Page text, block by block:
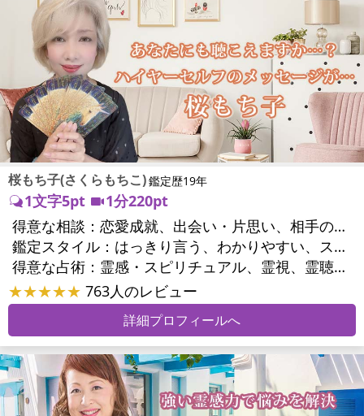
桜もち子(さくらもちこ)鑑定歴19年
1文字5pt
1分220pt
得意な相談：
恋愛成就、出会い・片思い、相手の気持ち、相性、縁結び、結婚、二人の今後、複雑な恋愛、三角関係、略奪愛、浮気、不倫、復活愛、復縁、同性愛・LGBT、人間関係、対人関係、仕事運、転職、人生全般、経営相談、ビジネスチャンス、ビジネスパートナー、家族関係、夫婦関係、家庭問題、心の問題、うつ、いじめ、人生相談、霊的問題、ご先祖様、守護霊様、魂の本質、パワーストーン選択、開運指導、金運、縁切り
鑑定スタイル：
はっきり言う、わかりやすい、スピード鑑定、具体的、的確、納得感、聞き上手、とても話しやすい、じっくり聞いてくれる、愛にあふれ温かい、勇気をくれる、前向き・元気になれる、実力派
得意な占術：
霊感・スピリチュアル、霊視、霊聴、未来予知、前世・来世、波動修正、エネルギー調整、ソウルメイト、チャクラ、チャネリング、タロット、オラクルカード、姓名判断、九星気学、四柱推命、カラー診断、夢診断、易学、陰陽五行、祈祷、祈願、縁結び、除霊、縁切り、パワーストーン、水晶、ヒーリング
★★★★★ 763人のレビュー
詳細プロフィールへ